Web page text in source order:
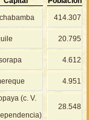
414.307
20.795
4.612
4.951
(c. V.
28.548